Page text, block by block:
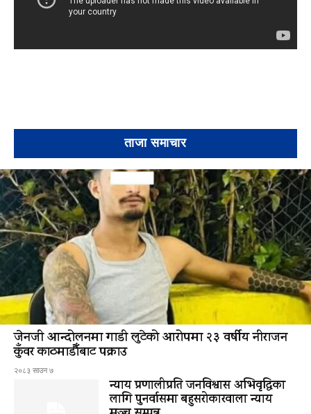
ताजा समाचार
जेनजी आन्दोलनमा गाडी लुटेको आरोपमा २३ वर्षीय नीराजन
कुँवर काठमाडौँबाट पक्राउ
२०८३ साउन ७
न्याय प्रणालीप्रति जनविश्वास अभिवृद्धिका
लागि पुनर्वासमा बहुसरोकारवाला न्याय